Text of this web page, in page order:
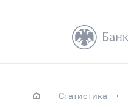
Статистика